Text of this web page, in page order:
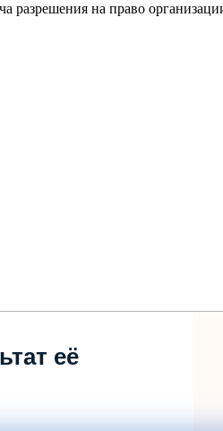
разрешения на право
её